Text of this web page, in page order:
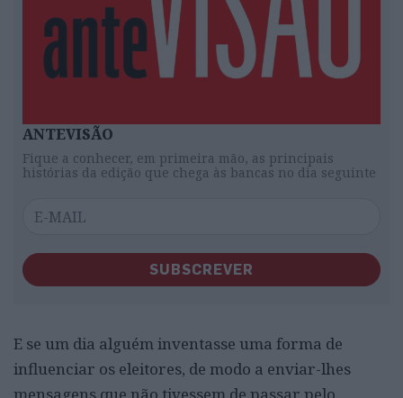
ANTEVISÃO
Fique a conhecer, em primeira mão, as principais
histórias da edição que chega às bancas no dia seguinte
SUBSCREVER
E se um dia alguém inventasse uma forma de
influenciar os eleitores, de modo a enviar-lhes